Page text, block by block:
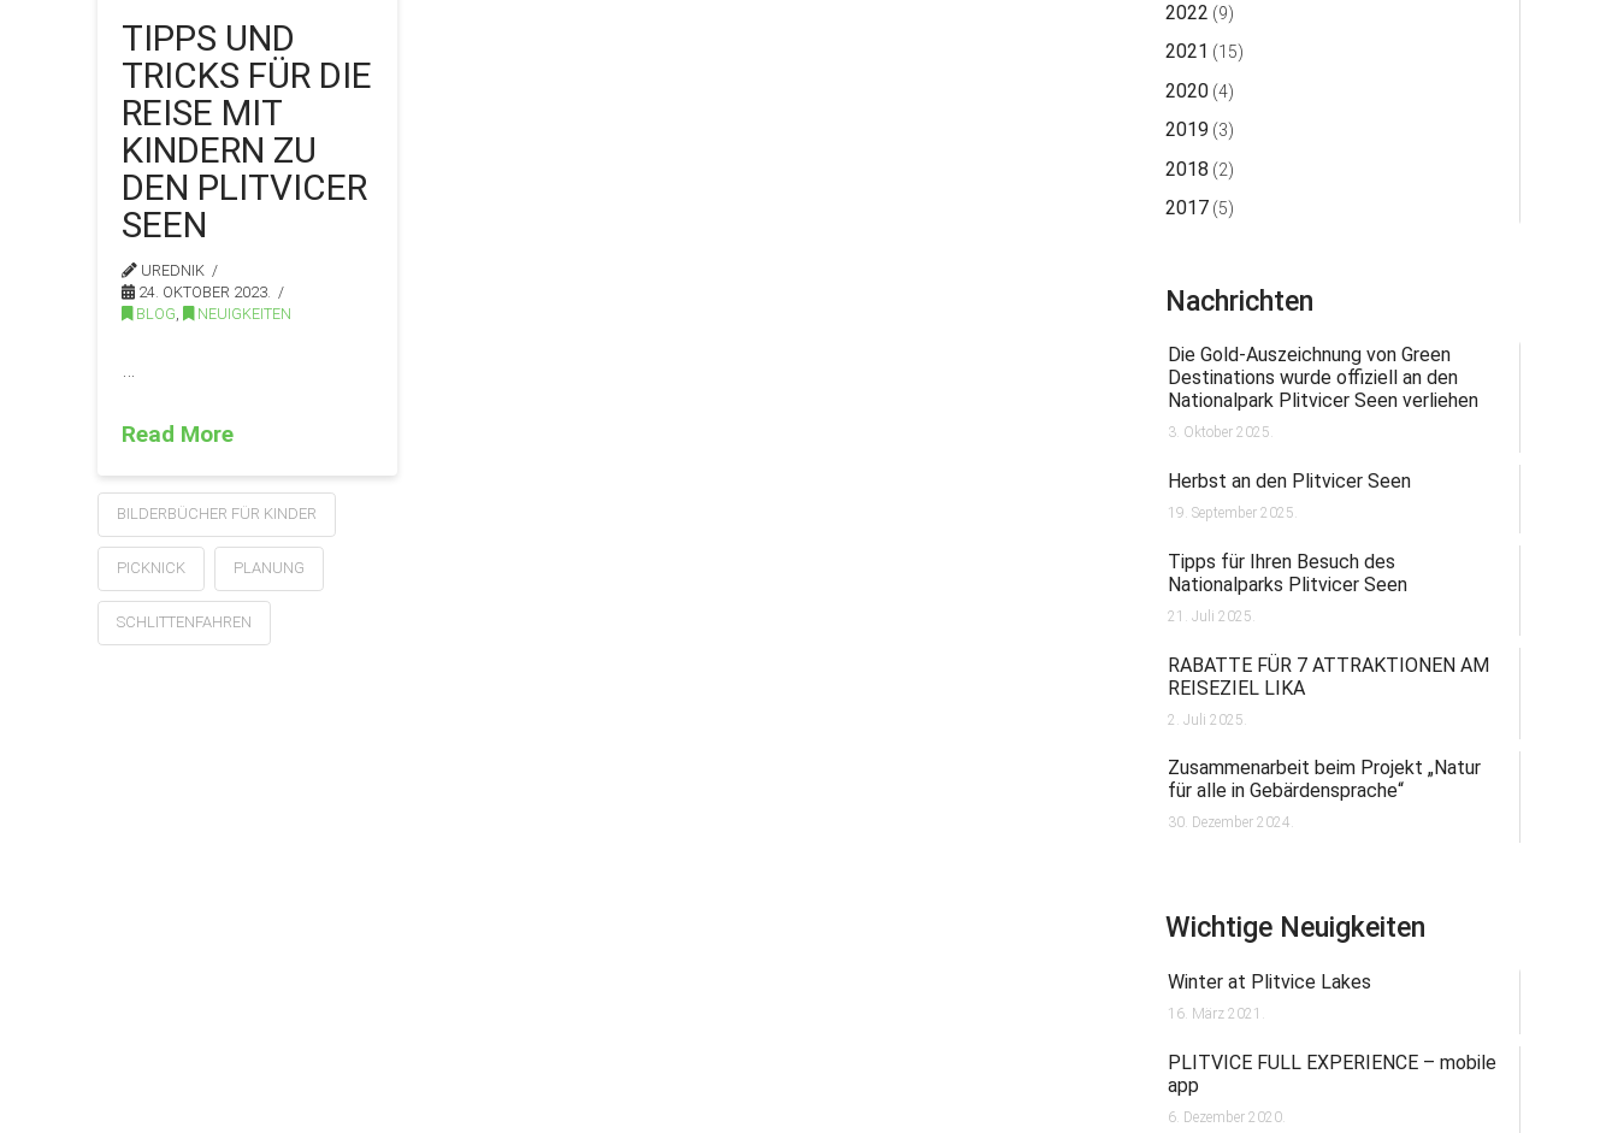
TIPPS UND
TRICKS FÜR DIE
REISE MIT
KINDERN ZU
DEN PLITVICER
SEEN
UREDNIK
24. OKTOBER 2023.
BLOG , NEUIGKEITEN
…
Read More
BILDERBÜCHER FÜR KINDER
PICKNICK PLANUNG
SCHLITTENFAHREN
2022 (9)
2021 (15)
2020 (4)
2019 (3)
2018 (2)
2017 (5)
Nachrichten
Die Gold-Auszeichnung von Green
Destinations wurde offiziell an den
Nationalpark Plitvicer Seen verliehen
3. Oktober 2025.
Herbst an den Plitvicer Seen
19. September 2025.
Tipps für Ihren Besuch des
Nationalparks Plitvicer Seen
21. Juli 2025.
RABATTE FÜR 7 ATTRAKTIONEN AM
REISEZIEL LIKA
2. Juli 2025.
Zusammenarbeit beim Projekt „Natur
für alle in Gebärdensprache“
30. Dezember 2024.
Wichtige Neuigkeiten
Winter at Plitvice Lakes
16. März 2021.
PLITVICE FULL EXPERIENCE – mobile
app
6. Dezember 2020.